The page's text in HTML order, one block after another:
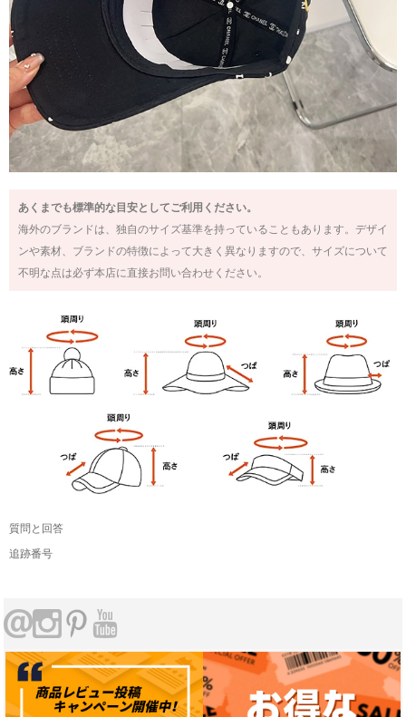
質問と回答
追跡番号
あくまでも標準的な目安としてご利用ください。
海外のブランドは、独自のサイズ基準を持っていることもあります。デザイ
ンや素材、ブランドの特徴によって大きく異なりますので、サイズについて
不明な点は必ず本店に直接お問い合わせください。